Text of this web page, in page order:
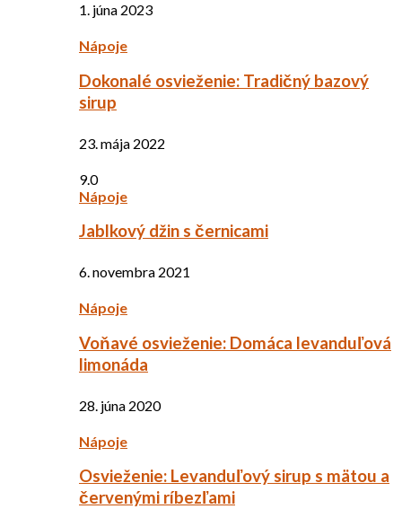
1. júna 2023
Nápoje
Dokonalé osvieženie: Tradičný bazový
sirup
23. mája 2022
9.0
Nápoje
Jablkový džin s černicami
6. novembra 2021
Nápoje
Voňavé osvieženie: Domáca levanduľová
limonáda
28. júna 2020
Nápoje
Osvieženie: Levanduľový sirup s mätou a
červenými ríbezľami